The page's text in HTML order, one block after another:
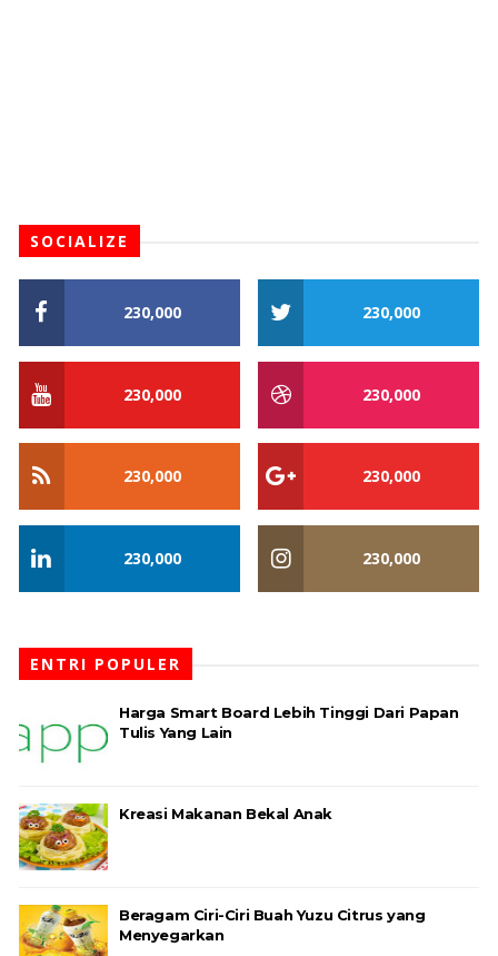
SOCIALIZE
230,000 230,000
230,000 230,000
230,000 230,000
230,000 230,000
ENTRI POPULER
Harga Smart Board Lebih Tinggi Dari Papan
Tulis Yang Lain
Kreasi Makanan Bekal Anak
Beragam Ciri-Ciri Buah Yuzu Citrus yang
Menyegarkan